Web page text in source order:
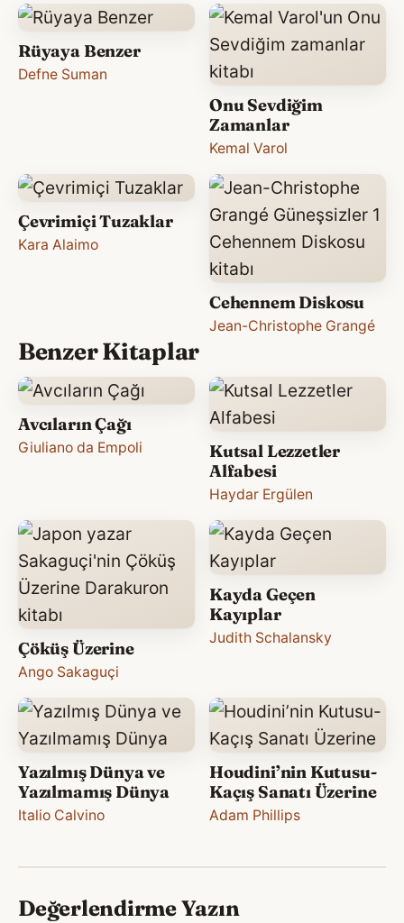
Rüyaya Benzer
Defne Suman
Onu Sevdiğim
Zamanlar
Kemal Varol
Çevrimiçi Tuzaklar
Kara Alaimo
Cehennem Diskosu
Jean-Christophe Grangé
Benzer Kitaplar
Avcıların Çağı
Giuliano da Empoli
Kutsal Lezzetler
Alfabesi
Haydar Ergülen
Çöküş Üzerine
Ango Sakaguçi
Kayda Geçen
Kayıplar
Judith Schalansky
Yazılmış Dünya ve
Yazılmamış Dünya
Italio Calvino
Houdini’nin Kutusu-
Kaçış Sanatı Üzerine
Adam Phillips
Değerlendirme Yazın